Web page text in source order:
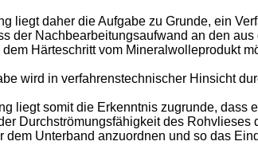
liegt daher die Aufgabe zu Grunde, ein
der Nachbearbeitungsaufwand an den
Härteschritt vom Mineralwolleprodukt
wird in verfahrenstechnischer Hinsicht
liegt somit die Erkenntnis zugrunde, dass
Durchströmungsfähigkeit des
dem Unterband anzuordnen und so das